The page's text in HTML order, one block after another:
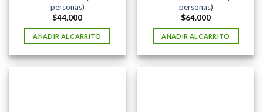
personas)
$44.000
AÑADIR AL CARRITO
personas)
$64.000
AÑADIR AL CARRITO